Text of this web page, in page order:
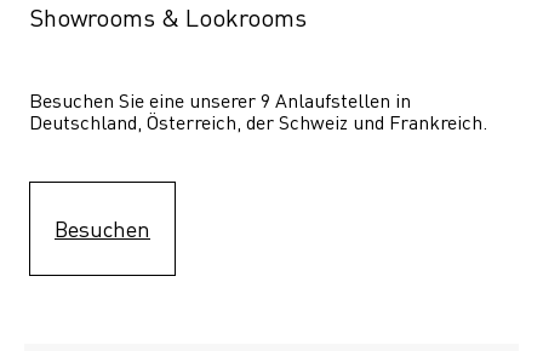
Showrooms & Lookrooms
Besuchen Sie eine unserer 9 Anlaufstellen in
Deutschland, Österreich, der Schweiz und Frankreich.
Besuchen